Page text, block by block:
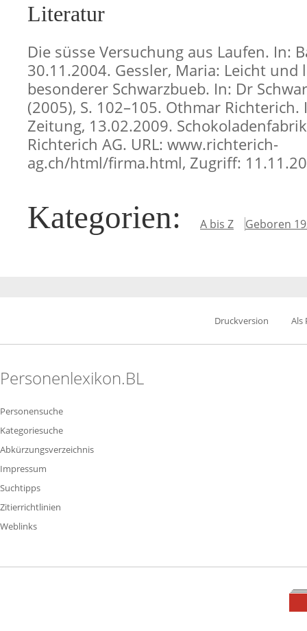
Literatur
Die süsse Versuchung aus Laufen. In:
30.11.2004. Gessler, Maria: Leicht und
besonderer Schwarzbueb. In: Dr
(2005), S. 102–105. Othmar Richterich.
Zeitung, 13.02.2009.
Richterich AG. URL: www.richterich-
ag.ch/html/firma.html, Zugriff:
Kategorien: A bis Z Geboren
Druckversion Als
Personenlexikon.BL
Personensuche
Kategoriesuche
Abkürzungsverzeichnis
Impressum
Suchtipps
Zitierrichtlinien
Weblinks